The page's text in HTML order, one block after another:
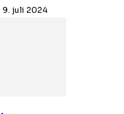
9. juli 2024